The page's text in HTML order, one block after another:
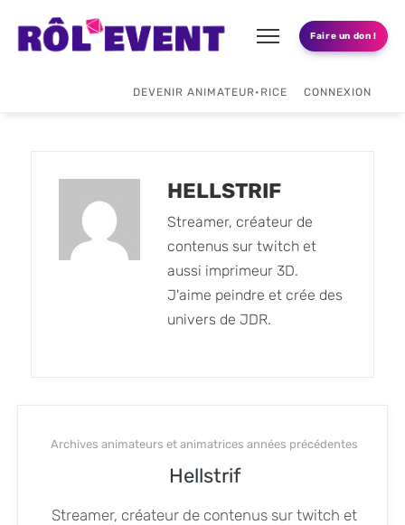
Faire un don !
DEVENIR ANIMATEUR•RICE CONNEXION
HELLSTRIF
Streamer, créateur de
contenus sur twitch et
aussi imprimeur 3D.
J'aime peindre et crée des
univers de JDR.
Archives animateurs et animatrices années précédentes
Hellstrif
Streamer, créateur de contenus sur twitch et